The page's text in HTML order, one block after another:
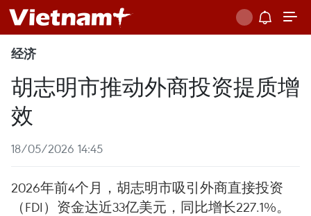
经济
胡志明市推动外商投资提质增
效
18/05/2026 14:45
2026年前4个月，胡志明市吸引外商直接投资
（FDI）资金达近33亿美元，同比增长227.1%。